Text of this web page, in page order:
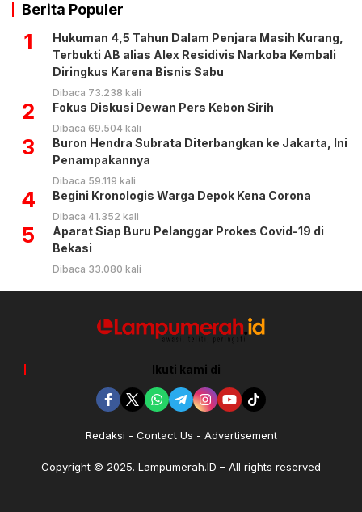
Berita Populer
1
Hukuman 4,5 Tahun Dalam Penjara Masih Kurang,
Terbukti AB alias Alex Residivis Narkoba Kembali
Diringkus Karena Bisnis Sabu
Dibaca 73.238 kali
2 Fokus Diskusi Dewan Pers Kebon Sirih
Dibaca 69.504 kali
3
Buron Hendra Subrata Diterbangkan ke Jakarta, Ini
Penampakannya
Dibaca 59.119 kali
4 Begini Kronologis Warga Depok Kena Corona
Dibaca 41.352 kali
5
Aparat Siap Buru Pelanggar Prokes Covid-19 di
Bekasi
Dibaca 33.080 kali
Ikuti kami di
Redaksi Contact Us Advertisement
Copyright © 2025. Lampumerah.ID – All rights reserved